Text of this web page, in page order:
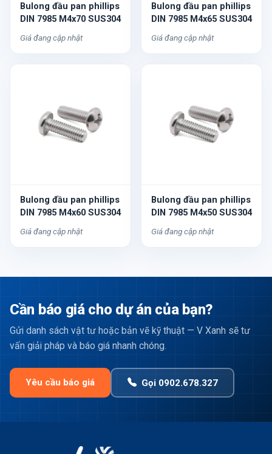
Bulong đầu pan phillips
DIN 7985 M4x70 SUS304
Giá đang cập nhật
Bulong đầu pan phillips
DIN 7985 M4x65 SUS304
Giá đang cập nhật
Bulong đầu pan phillips
DIN 7985 M4x60 SUS304
Giá đang cập nhật
Bulong đầu pan phillips
DIN 7985 M4x50 SUS304
Giá đang cập nhật
Cần báo giá cho dự án của bạn?
Gửi danh sách vật tư hoặc bản vẽ kỹ thuật — V Xanh sẽ tư
vấn giải pháp và báo giá nhanh chóng.
Yêu cầu báo giá Gọi 0902.678.327